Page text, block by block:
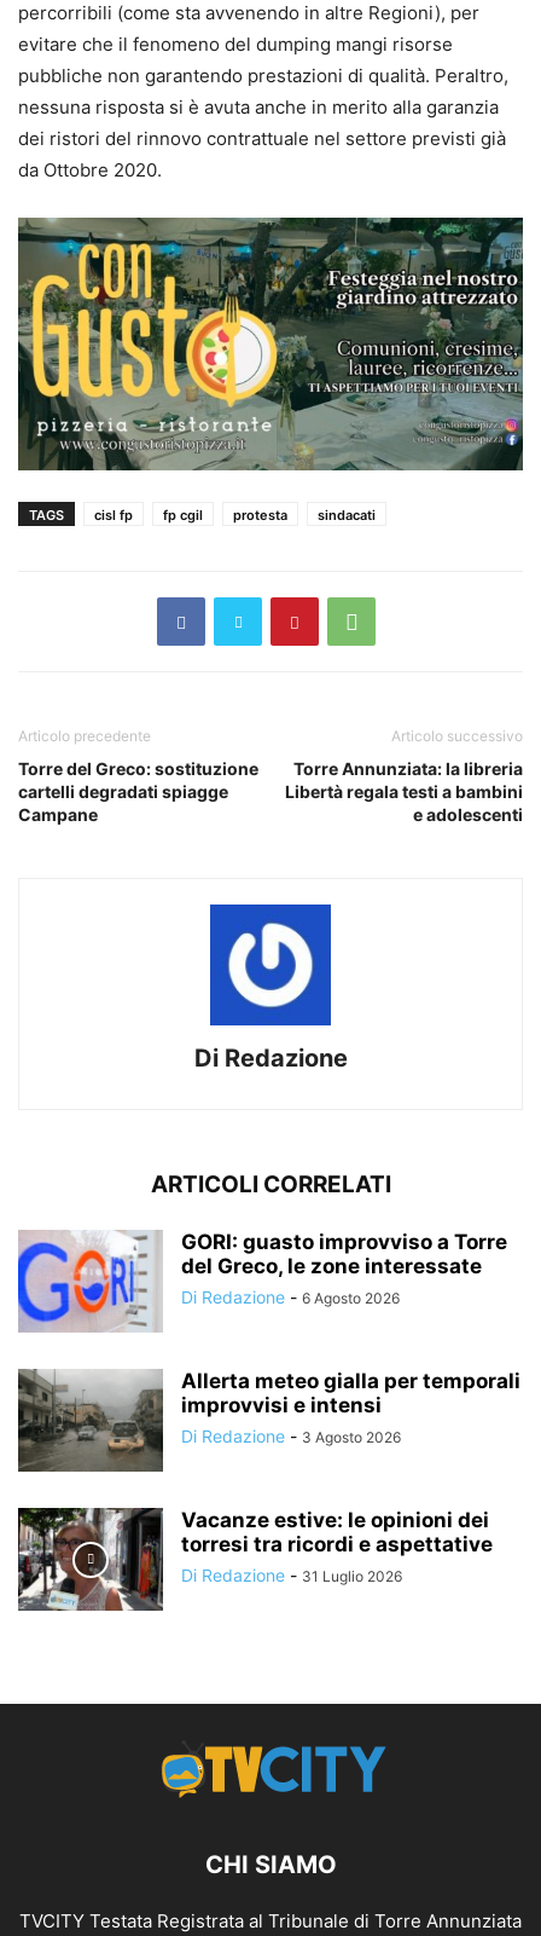
percorribili (come sta avvenendo in altre Regioni), per
evitare che il fenomeno del dumping mangi risorse
pubbliche non garantendo prestazioni di qualità. Peraltro,
nessuna risposta si è avuta anche in merito alla garanzia
dei ristori del rinnovo contrattuale nel settore previsti già
da Ottobre 2020.
TAGS cisl fp fp cgil protesta sindacati
Articolo precedente
Torre del Greco: sostituzione
cartelli degradati spiagge
Campane
Articolo successivo
Torre Annunziata: la libreria
Libertà regala testi a bambini
e adolescenti
Di Redazione
ARTICOLI CORRELATI
GORI: guasto improvviso a Torre
del Greco, le zone interessate
Di Redazione - 6 Agosto 2026
Allerta meteo gialla per temporali
improvvisi e intensi
Di Redazione - 3 Agosto 2026
Vacanze estive: le opinioni dei
torresi tra ricordi e aspettative
Di Redazione - 31 Luglio 2026
CHI SIAMO
TVCITY Testata Registrata al Tribunale di Torre Annunziata